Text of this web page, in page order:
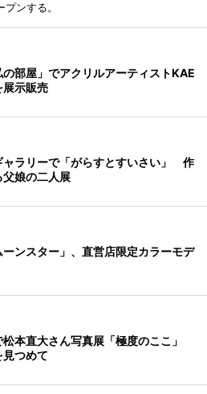
ンする。
の部屋」でアクリルアーティストKAE
展示販売
ャラリーで「がらすとすいさい」 作
娘の二人展
ーンスター」、直営店限定カラーモデ
松本直大さん写真展「極度のここ」
つめて